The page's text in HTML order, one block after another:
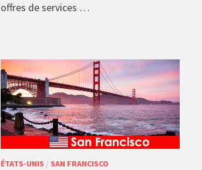
offres de services …
ÉTATS-UNIS / SAN FRANCISCO